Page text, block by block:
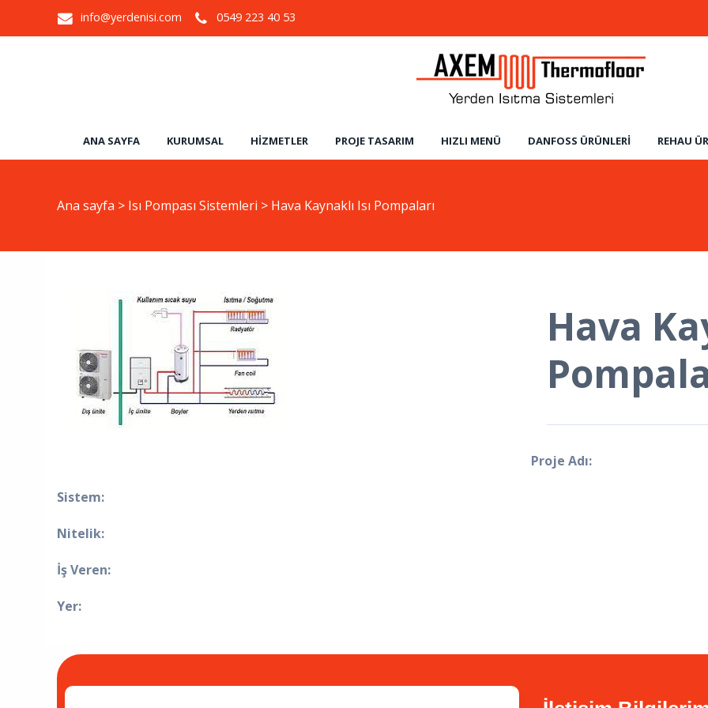
info@yerdenisi.com 0549 223 40 53
ANA SAYFA KURUMSAL HIZMETLER PROJE TASARIM HIZLI MENÜ DANFOSS ÜRÜNLERI REHAU
Ana sayfa > Isı Pompası Sistemleri > Hava Kaynaklı Isı Pompaları
Hava
Proje Adı:
Sistem:
Nitelik:
İş Veren:
Yer: